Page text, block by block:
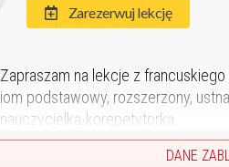
Zarezerwuj lekcję
na lekcje z
podstawowy, rozszerzony,
korepetytorką.
DANE